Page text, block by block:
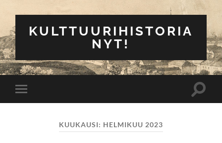
KULTTUURIHISTORIA
NYT!
Toggle
mobile
Toggle
KUUKAUSI: HELMIKUU 2023